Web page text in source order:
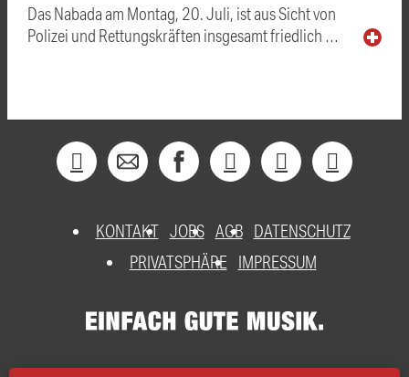
Das Nabada am Montag, 20. Juli, ist aus Sicht von
Polizei und Rettungskräften insgesamt friedlich …
KONTAKT JOBS AGB DATENSCHUTZ
PRIVATSPHÄRE
IMPRESSUM